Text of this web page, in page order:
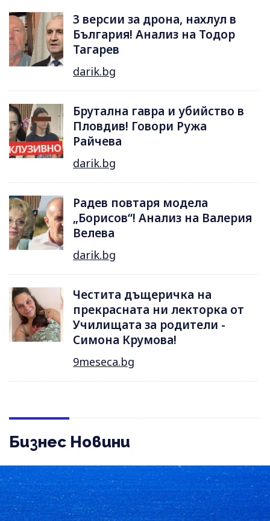
3 версии за дрона, нахлул в
България! Анализ на Тодор
Тагарев
darik.bg
Брутална гавра и убийство в
Пловдив! Говори Ружа
Райчева
darik.bg
Радев повтаря модела
„Борисов“! Анализ на Валерия
Велева
darik.bg
Честита дъщеричка на
прекрасната ни лекторка от
Училищата за родители -
Симона Крумова!
9meseca.bg
Бизнес Новини